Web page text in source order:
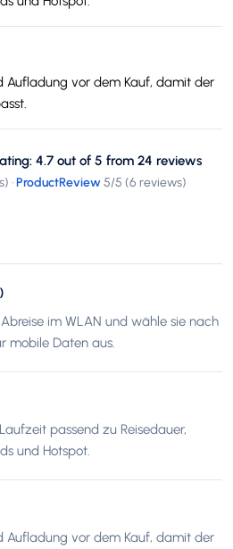
Aufladung vor dem Kauf, damit der
4.7 out of 5 from 24 reviews
) ·ProductReview5/5 (6 reviews)
im WLAN und wähle sie nach
mobile Daten aus.
passend zu Reisedauer,
und Hotspot.
Aufladung vor dem Kauf, damit der